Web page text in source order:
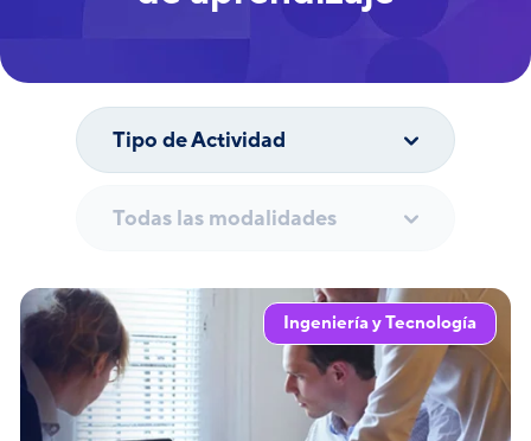
Tipo de Actividad
Todas las modalidades
Ingeniería y Tecnología